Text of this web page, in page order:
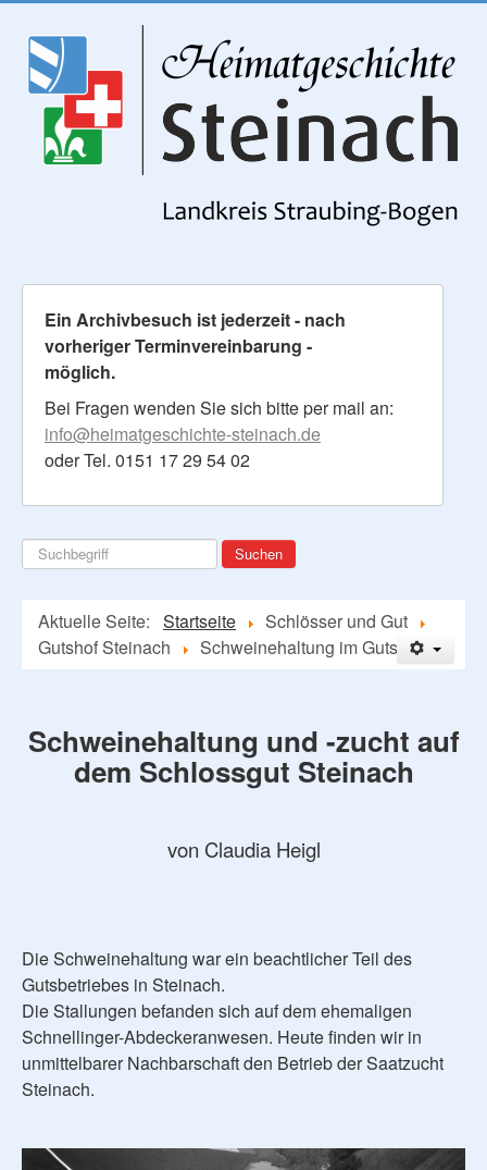
Ein Archivbesuch ist jederzeit - nach
vorheriger Terminvereinbarung -
möglich.
Bei Fragen wenden Sie sich bitte per mail an:
info@heimatgeschichte-steinach.de
oder Tel. 0151 17 29 54 02
Suchen
...
Suchen
Aktuelle Seite: Startseite
Schlösser und Gut
Gutshof Steinach
Schweinehaltung im Gutshof
Schweinehaltung und -zucht auf
dem Schlossgut Steinach
von Claudia Heigl
Die Schweinehaltung war ein beachtlicher Teil des
Gutsbetriebes in Steinach.
Die Stallungen befanden sich auf dem ehemaligen
Schnellinger-Abdeckeranwesen. Heute finden wir in
unmittelbarer Nachbarschaft den Betrieb der Saatzucht
Steinach.